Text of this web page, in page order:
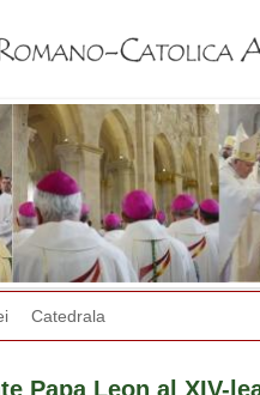
Catedrala
Papa Leon al XIV-